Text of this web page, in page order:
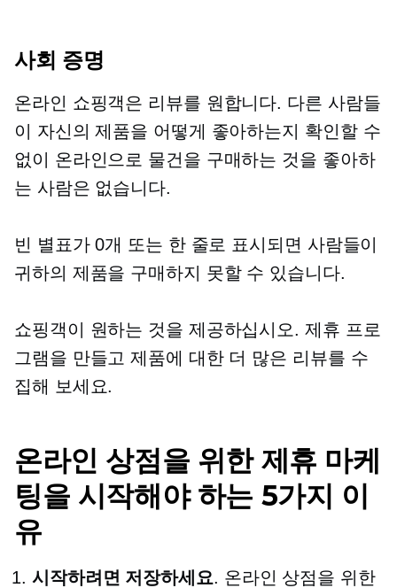
사회 증명
온라인 쇼핑객은 리뷰를 원합니다. 다른 사람들
이 자신의 제품을 어떻게 좋아하는지 확인할 수
없이 온라인으로 물건을 구매하는 것을 좋아하
는 사람은 없습니다.
빈 별표가 0개 또는 한 줄로 표시되면 사람들이
귀하의 제품을 구매하지 못할 수 있습니다.
쇼핑객이 원하는 것을 제공하십시오. 제휴 프로
그램을 만들고 제품에 대한 더 많은 리뷰를 수
집해 보세요.
온라인 상점을 위한 제휴 마케
팅을 시작해야 하는 5가지 이
유
시작하려면 저장하세요. 온라인 상점을 위한